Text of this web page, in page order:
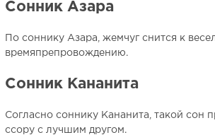
Сонник Азара
По соннику Азара, жемчуг снится к
времяпрепровождению.
Сонник Кананита
Согласно соннику Кананита, такой сон
ссору с лучшим другом.